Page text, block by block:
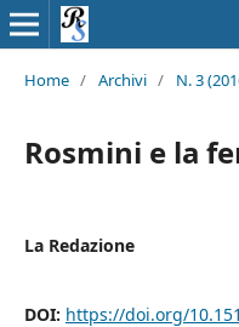
Home / Archivi / N. 3
Rosmini e la
La Redazione
DOI: https://doi.org/